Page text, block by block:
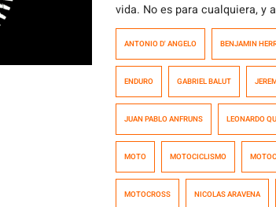
vida. No es para cualquiera, y
les gusta el mundo de las dos
dichas emociones en la
productora Media FX publicó
ANTONIO D' ANGELO BENJAMIN
ENDURO GABRIEL BALUT
JUAN PABLO ANFRUNS LEONARDO
MOTO MOTOCICLISMO
MOTOCROSS NICOLAS ARAVENA